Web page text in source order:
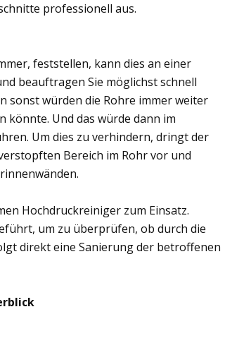
professionell aus.
feststellen, kann dies an einer
beauftragen Sie möglichst schnell
sonst würden die Rohre immer weiter
könnte. Und das würde dann im
Um dies zu verhindern, dringt der
Bereich im Rohr vor und
Hochdruckreiniger zum Einsatz.
um zu überprüfen, ob durch die
direkt eine Sanierung der betroffenen